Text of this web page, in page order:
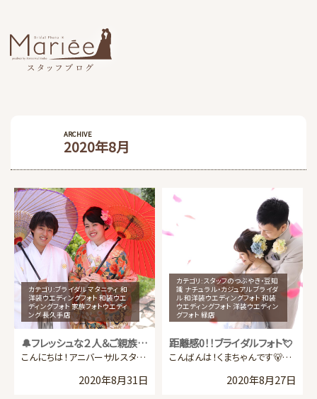
ARCHIVE
2020年8月
🔔フレッシュな２人＆ご親族様💒
こんにちは！アニバーサルスタジの長久手店のゆっきーです。 コロナで式が延期、中止になったお２人からの […]
カテゴリ:ブライダル マタニティ 和
洋装ウエディングフォト 和装ウエ
ディングフォト 家族フォトウエディ
ング 長久手店
2020年8月31日
距離感0！！ブライダルフォト💘
こんばんは！くまちゃんです🐻✨ 今日は緑店から登場です😊😊😊 先日のブライダル撮影に来てくれた新郎新 […]
カテゴリ:スタッフのつぶやき・豆知
識 ナチュラル・カジュアル ブライダ
ル 和洋装ウエディングフォト 和装
ウエディングフォト 洋装ウエディン
グフォト 緑店
2020年8月27日